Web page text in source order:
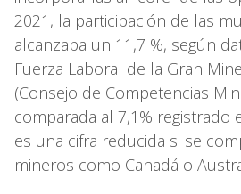
2021, la participación de las
alcanzaba un 11,7 %, según
Fuerza Laboral de la Gran
(Consejo de Competencias
comparada al 7,1% registrado
es una cifra reducida si se
mineros como Canadá o